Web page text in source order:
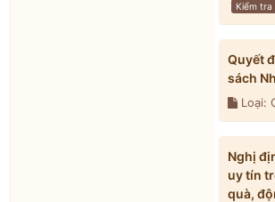
Kiểm tra
Quyết
sách
Loại:
Nghị
uy tín
quà,